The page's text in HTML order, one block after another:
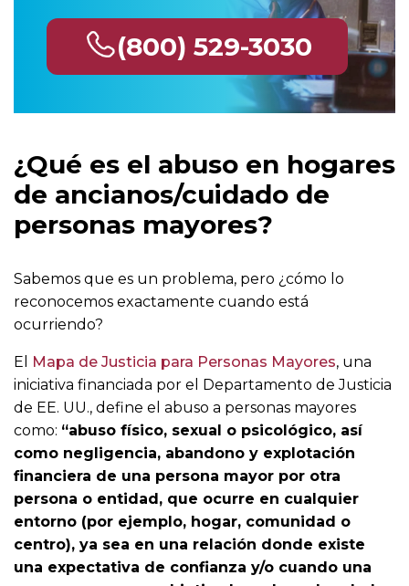
(800) 529-3030
¿Qué es el abuso en hogares
de ancianos/cuidado de
personas mayores?
Sabemos que es un problema, pero ¿cómo lo
reconocemos exactamente cuando está
ocurriendo?
El Mapa de Justicia para Personas Mayores, una
iniciativa financiada por el Departamento de Justicia
de EE. UU., define el abuso a personas mayores
como: “abuso físico, sexual o psicológico, así
como negligencia, abandono y explotación
financiera de una persona mayor por otra
persona o entidad, que ocurre en cualquier
entorno (por ejemplo, hogar, comunidad o
centro), ya sea en una relación donde existe
una expectativa de confianza y/o cuando una